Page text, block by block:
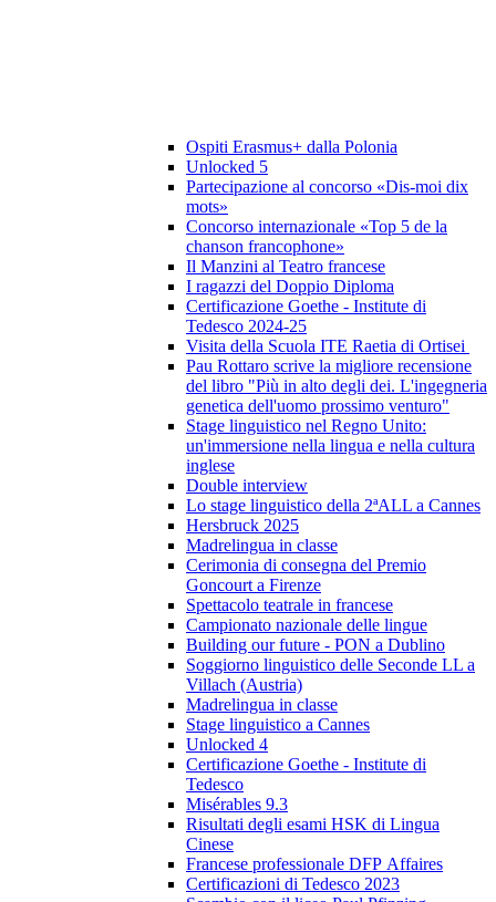
Ospiti Erasmus+ dalla Polonia
Unlocked 5
Partecipazione al concorso «Dis-moi dix
mots»
Concorso internazionale «Top 5 de la
chanson francophone»
Il Manzini al Teatro francese
I ragazzi del Doppio Diploma
Certificazione Goethe - Institute di
Tedesco 2024-25
Visita della Scuola ITE Raetia di Ortisei
Pau Rottaro scrive la migliore recensione
del libro "Più in alto degli dei. L'ingegneria
genetica dell'uomo prossimo venturo"
Stage linguistico nel Regno Unito:
un'immersione nella lingua e nella cultura
inglese
Double interview
Lo stage linguistico della 2ªALL a Cannes
Hersbruck 2025
Madrelingua in classe
Cerimonia di consegna del Premio
Goncourt a Firenze
Spettacolo teatrale in francese
Campionato nazionale delle lingue
Building our future - PON a Dublino
Soggiorno linguistico delle Seconde LL a
Villach (Austria)
Madrelingua in classe
Stage linguistico a Cannes
Unlocked 4
Certificazione Goethe - Institute di
Tedesco
Misérables 9.3
Risultati degli esami HSK di Lingua
Cinese
Francese professionale DFP Affaires
Certificazioni di Tedesco 2023